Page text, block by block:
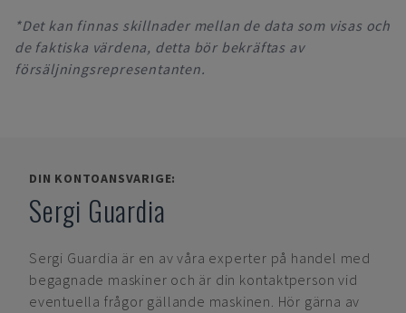
*Det kan finnas skillnader mellan de data som visas och
de faktiska värdena, detta bör bekräftas av
försäljningsrepresentanten.
DIN KONTOANSVARIGE:
Sergi Guardia
Sergi Guardia är en av våra experter på handel med
begagnade maskiner och är din kontaktperson vid
eventuella frågor gällande maskinen. Hör gärna av